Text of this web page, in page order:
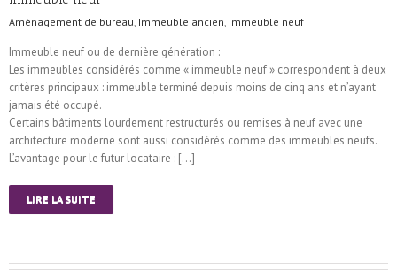
Aménagement de bureau, Immeuble ancien, Immeuble neuf
Immeuble neuf ou de dernière génération :
Les immeubles considérés comme « immeuble neuf » correspondent à deux
critères principaux : immeuble terminé depuis moins de cinq ans et n’ayant
jamais été occupé.
Certains bâtiments lourdement restructurés ou remises à neuf avec une
architecture moderne sont aussi considérés comme des immeubles neufs.
L’avantage pour le futur locataire : […]
LIRE LA SUITE